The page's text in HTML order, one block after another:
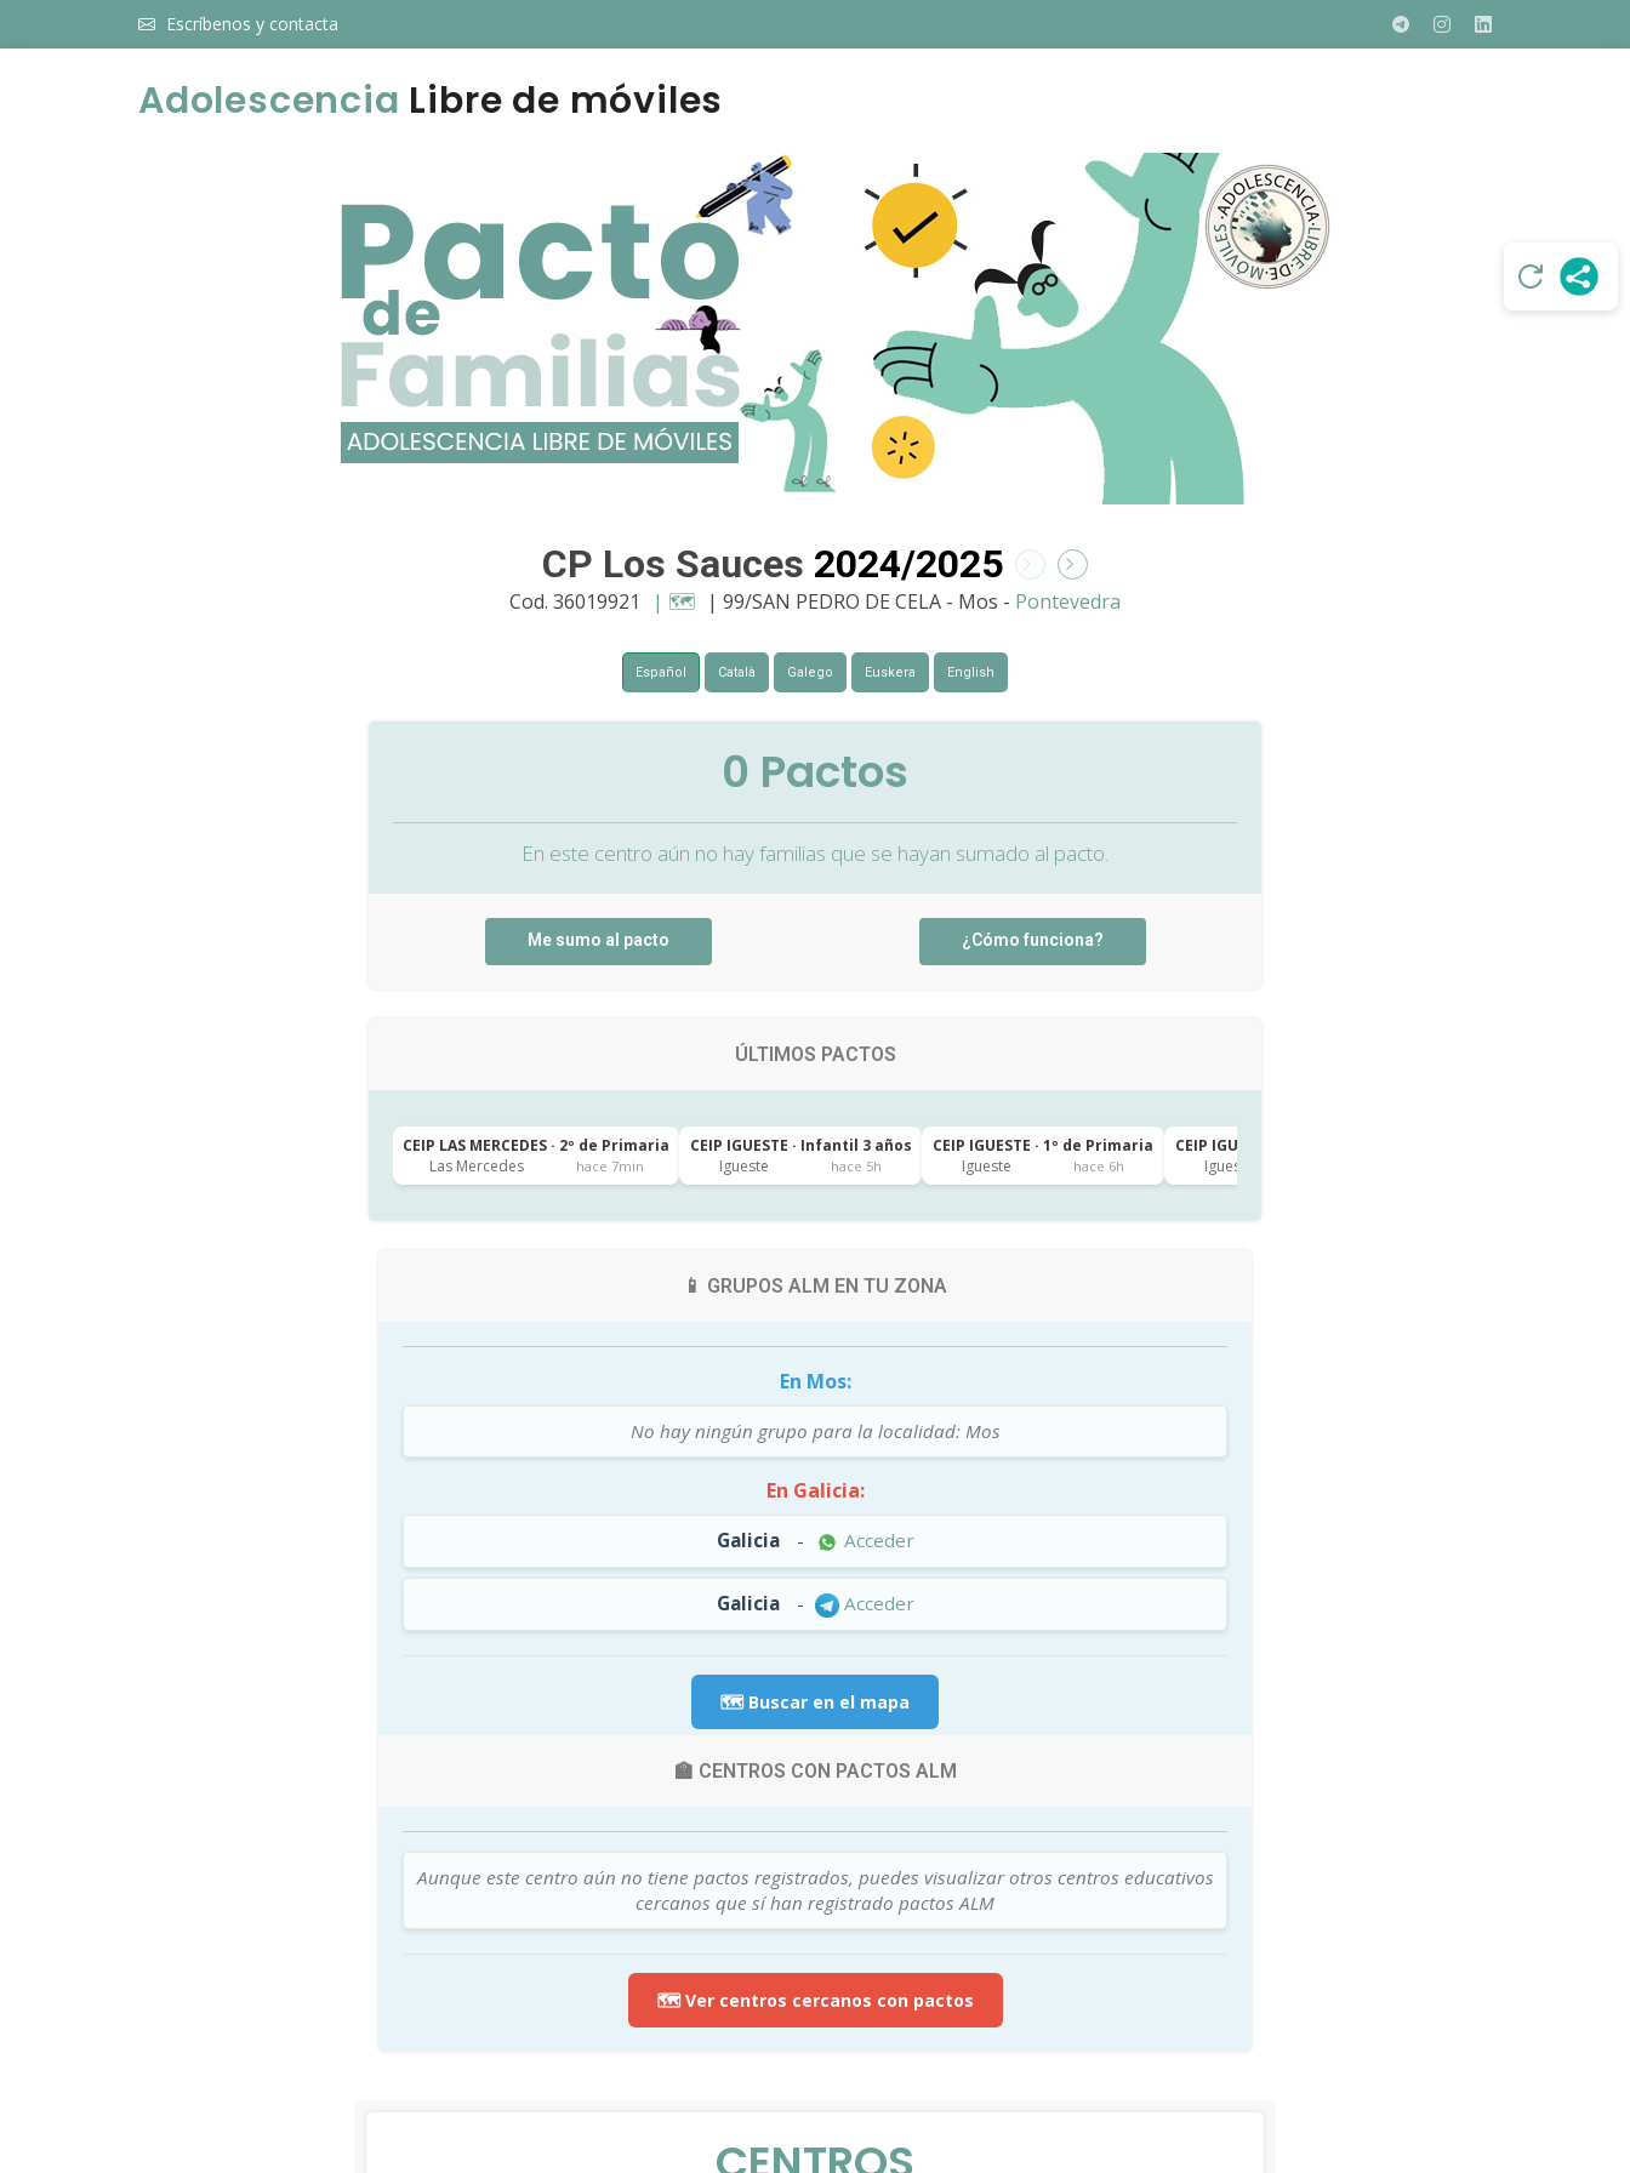
Escríbenos y contacta
Adolescencia Libre de móviles
CP Los Sauces 2024/2025
Cod. 36019921 | 🗺️ | 99/SAN PEDRO DE CELA - Mos - Pontevedra
Español Català Galego Euskera English
0 Pactos
En este centro aún no hay familias que se hayan sumado al pacto.
Me sumo al pacto ¿Cómo funciona?
ÚLTIMOS PACTOS
CEIP LAS MERCEDES · 2º de Primaria
Las Mercedes
hace 7min
CEIP IGUESTE · Infantil 3 años
Igueste
hace 5h
CEIP IGUESTE · 1º de Primaria
Igueste
hace 6h
CEIP IGUESTE · 1º de Primaria
Igueste
📱 GRUPOS ALM EN TU ZONA
En Mos:
No hay ningún grupo para la localidad: Mos
En Galicia:
Galicia - Acceder
Galicia - Acceder
🗺️ Buscar en el mapa
🏫 CENTROS CON PACTOS ALM
Aunque este centro aún no tiene pactos registrados, puedes visualizar otros centros educativos
cercanos que sí han registrado pactos ALM
🗺️ Ver centros cercanos con pactos